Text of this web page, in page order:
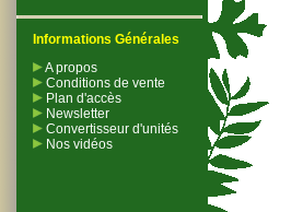
Informations Générales
A propos
Conditions de vente
Plan d'accès
Newsletter
Convertisseur d'unités
Nos vidéos